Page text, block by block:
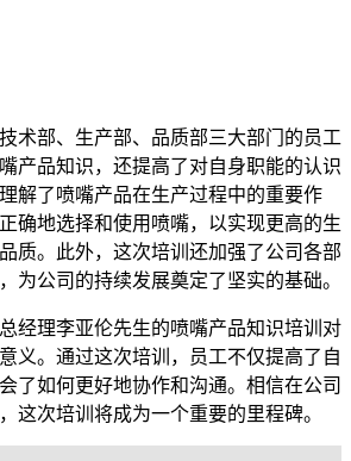
术部、生产部、品质部三大部门的员工
产品知识，还提高了对自身职能的认识
解了喷嘴产品在生产过程中的重要作
确地选择和使用喷嘴，以实现更高的生
质。此外，这次培训还加强了公司各部
为公司的持续发展奠定了坚实的基础。
经理李亚伦先生的喷嘴产品知识培训对
义。通过这次培训，员工不仅提高了自
了如何更好地协作和沟通。相信在公司
这次培训将成为一个重要的里程碑。